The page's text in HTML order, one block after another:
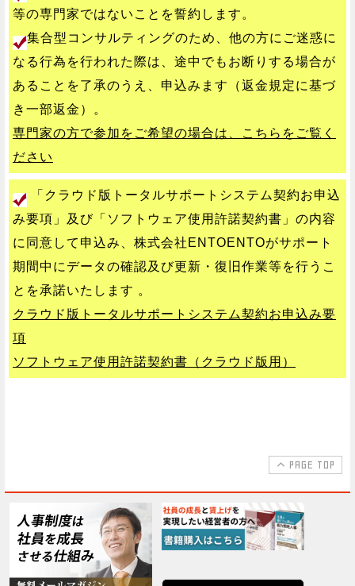
等の専門家ではないことを誓約します。
集合型コンサルティングのため、他の方にご迷惑に
なる行為を行われた際は、途中でもお断りする場合が
あることを了承のうえ、申込みます（返金規定に基づ
き一部返金）。
専門家の方で参加をご希望の場合は、こちらをご覧く
ださい
「クラウド版トータルサポートシステム契約お申込
み要項」及び「ソフトウェア使用許諾契約書」の内容
に同意して申込み、株式会社ENTOENTOがサポート
期間中にデータの確認及び更新・復旧作業等を行うこ
とを承諾いたします 。
クラウド版トータルサポートシステム契約お申込み要
項
ソフトウェア使用許諾契約書（クラウド版用）
PAGE TOP